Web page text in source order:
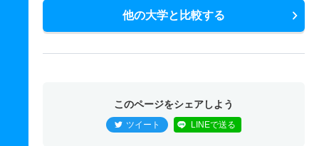
他の大学と比較する
このページをシェアしよう
ツイート LINEで送る